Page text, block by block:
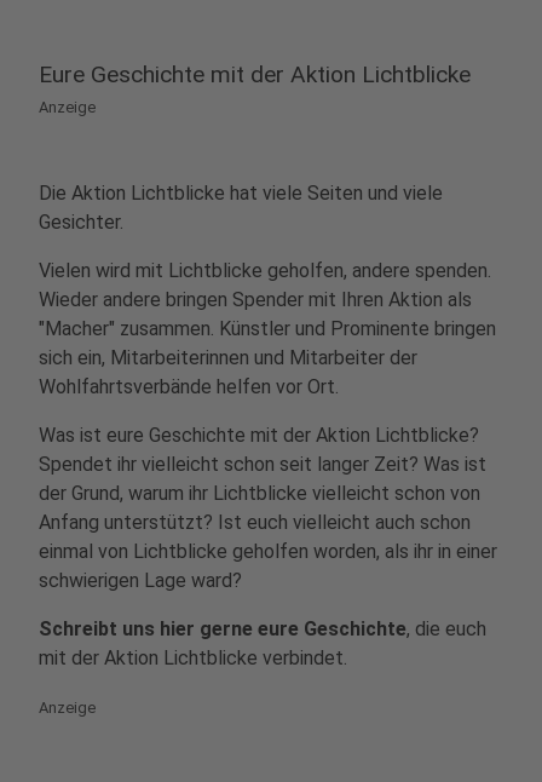
Eure Geschichte mit der Aktion Lichtblicke
Anzeige
Die Aktion Lichtblicke hat viele Seiten und viele
Gesichter.
Vielen wird mit Lichtblicke geholfen, andere spenden.
Wieder andere bringen Spender mit Ihren Aktion als
"Macher" zusammen. Künstler und Prominente bringen
sich ein, Mitarbeiterinnen und Mitarbeiter der
Wohlfahrtsverbände helfen vor Ort.
Was ist eure Geschichte mit der Aktion Lichtblicke?
Spendet ihr vielleicht schon seit langer Zeit? Was ist
der Grund, warum ihr Lichtblicke vielleicht schon von
Anfang unterstützt? Ist euch vielleicht auch schon
einmal von Lichtblicke geholfen worden, als ihr in einer
schwierigen Lage ward?
Schreibt uns hier gerne eure Geschichte, die euch
mit der Aktion Lichtblicke verbindet.
Anzeige